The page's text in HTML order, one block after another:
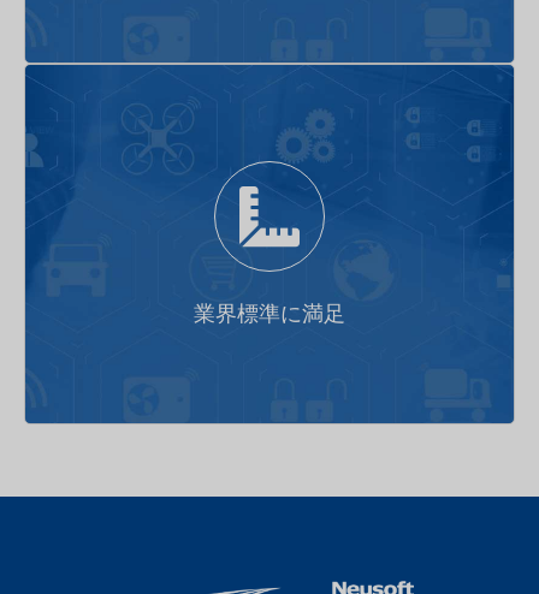
業界標準に満足
車クラウド一体標準化相互接続プラットフォーム